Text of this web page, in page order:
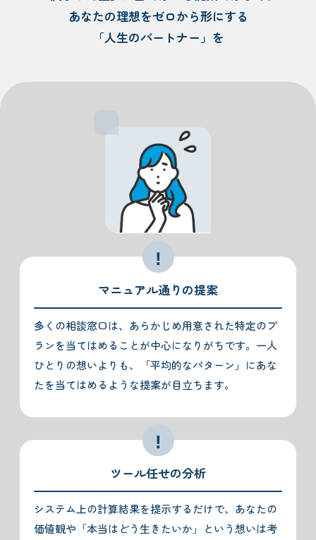
あなたの理想をゼロから形にする
「人生のパートナー」を
マニュアル通りの提案
多くの相談窓口は、あらかじめ用意された特定のプ
ランを当てはめることが中心になりがちです。一人
ひとりの想いよりも、「平均的なパターン」にあな
たを当てはめるような提案が目立ちます。
ツール任せの分析
システム上の計算結果を提示するだけで、あなたの
価値観や「本当はどう生きたいか」という想いは考